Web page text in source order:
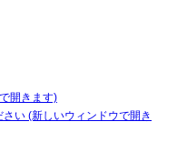
開きます)
い (新しいウィンドウで開き